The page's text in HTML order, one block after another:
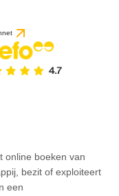
online boeken van
bezit of exploiteert
een
auf 48